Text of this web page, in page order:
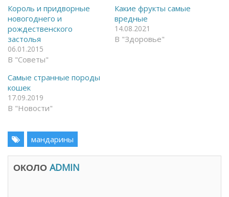
а
F
a
e
b
o
o
k
(
т
к
р
ы
в
а
с
в
о
в
о
с
я
в
e
(
р
е
т
с
в
н
о
Король и придворные
новогоднего и
рождественского
застолья
06.01.2015
В "Советы"
Какие фрукты самые
вредные
14.08.2021
В "Здоровье"
Самые странные породы
кошек
17.09.2019
В "Новости"
мандарины
ОКОЛО ADMIN